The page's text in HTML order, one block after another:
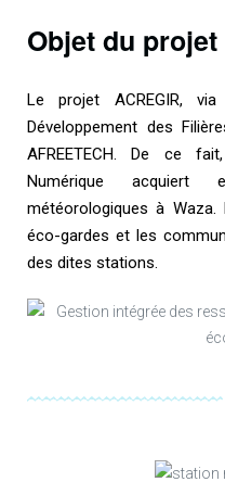
Objet du projet
Le projet ACREGIR, via
Développement des
AFREETECH. De ce
Numérique
météorologiques à Waza.
éco-gardes et les
des dites stations.